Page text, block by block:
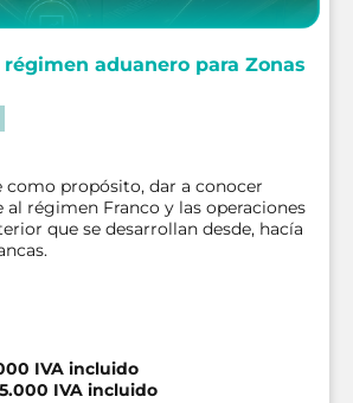
aduanero para Zonas
como propósito, dar a conocer
al régimen Franco y las operaciones
que se desarrollan desde, hacía
IVA incluido
IVA incluido